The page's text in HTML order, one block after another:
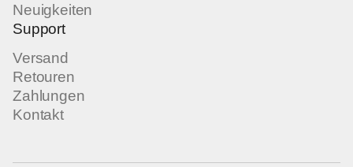
Neuigkeiten
Support
Versand
Retouren
Zahlungen
Kontakt